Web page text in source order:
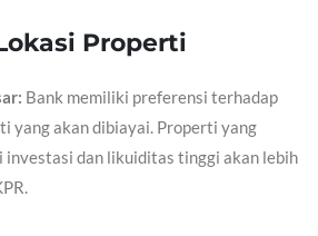
Properti
Bank memiliki preferensi terhadap
yang akan dibiayai. Properti yang
investasi dan likuiditas tinggi akan lebih